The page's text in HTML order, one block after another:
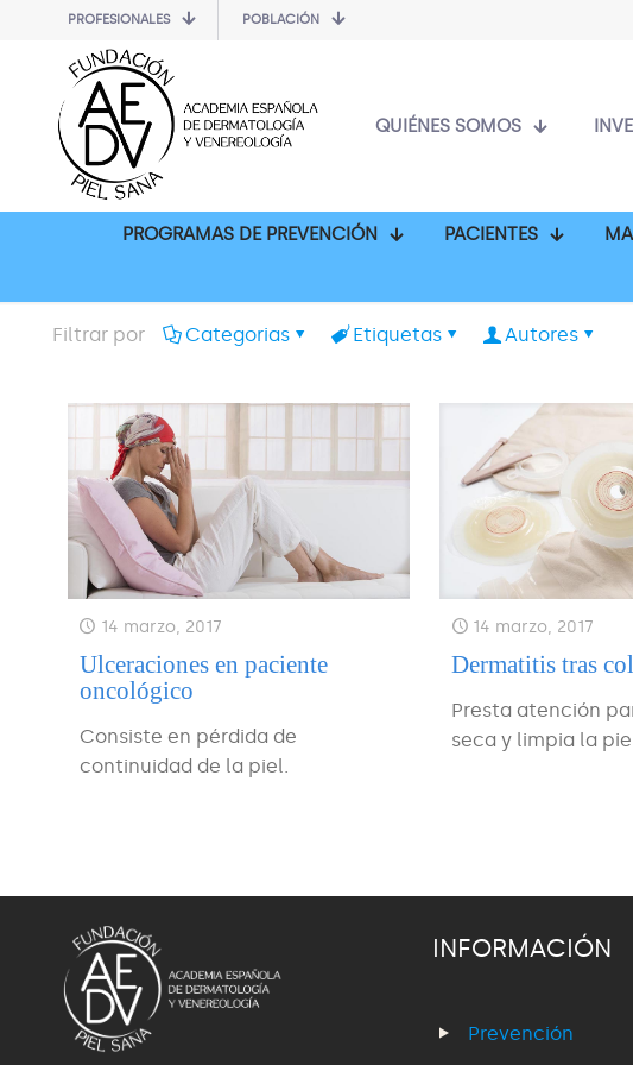
PROFESIONALES POBLACIÓN
QUIÉNES SOMOS
PROGRAMAS DE PREVENCIÓN PACIENTES
Filtrar por Categorias Etiquetas Autores
14 marzo, 2017
Ulceraciones en paciente
oncológico
Consiste en pérdida de
continuidad de la piel.
14 marzo, 2017
Dermatitis tras
Presta atención
seca y limpia la
INFORMACIÓN
Prevención